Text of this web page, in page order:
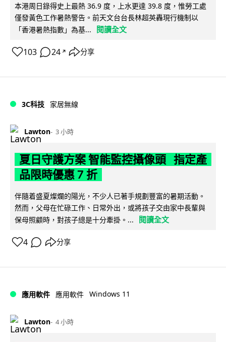
本港周日錄得史上最熱 36.9 度，上水更達 39.8 度，惟勞工處
僅發黃色工作暑熱警告。前天文台台長林超英轟現行機制以
「香港暑熱指數」為基...
閱讀全文
103 24 ↗ 分享
3C科技 家居無線
Lawton 3 小時
夏日守護方案 智能監控攝像頭 指定產
品限時優惠 7 折
伴隨着盛夏燦爛的陽光，不少人已著手規劃豐富的暑期活動。
然而，父母在忙碌工作、日常外出，或將孩子交由家中長輩與
保母照顧時，對孩子總是十分牽掛。...
閱讀全文
4 分享
應用軟件 應用軟件 Windows 11
Lawton 4 小時